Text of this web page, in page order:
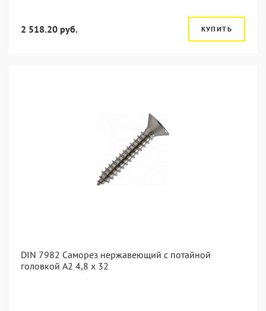
2 518.20 руб. КУПИТЬ
DIN 7982 Саморез нержавеющий с потайной
головкой А2 4,8 x 32